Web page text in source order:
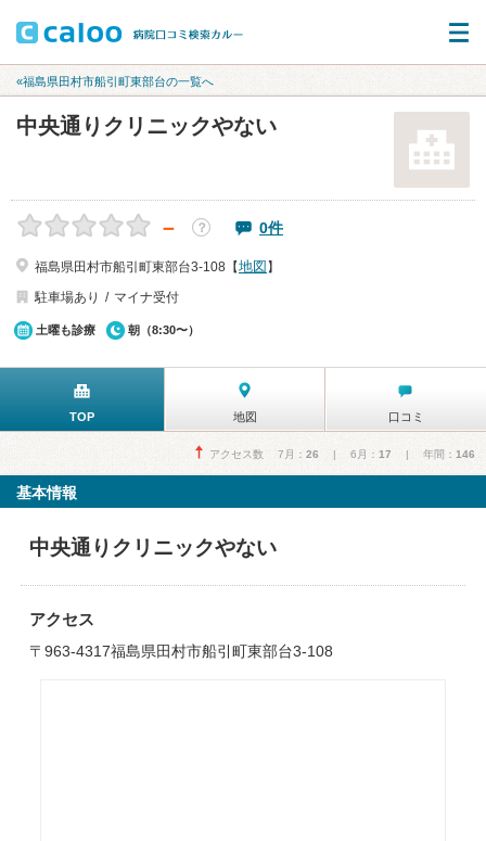
«福島県田村市船引町東部台の一覧へ
中央通りクリニックやない
－ ？ 0件
福島県田村市船引町東部台3-108【地図 】
駐車場あり
マイナ受付
土曜も診療 朝（8:30〜）
TOP 地図 口コミ
アクセス数 7月： 26 | 6月： 17 | 年間： 146
基本情報
中央通りクリニックやない
アクセス
〒963-4317福島県田村市船引町東部台3-108